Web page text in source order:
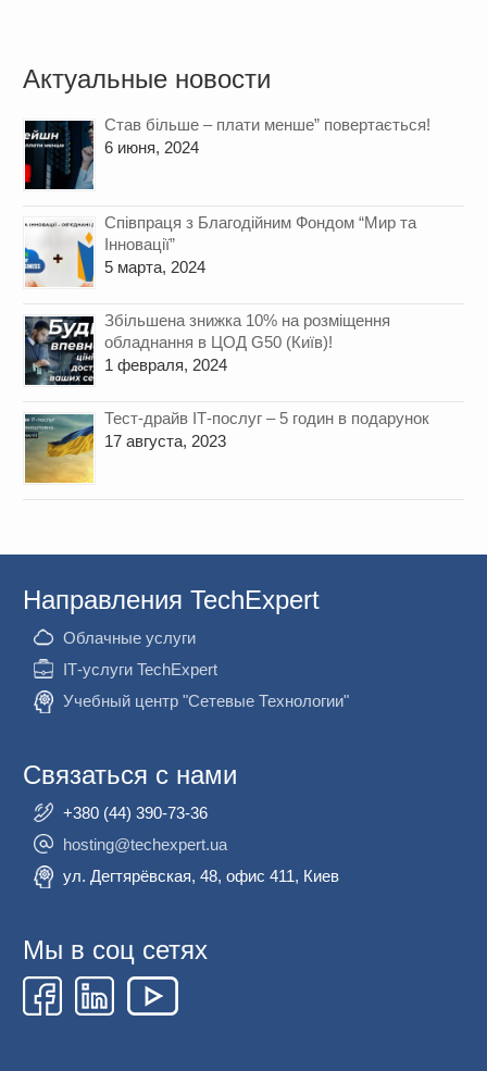
Актуальные новости
Став більше – плати менше” повертається!
6 июня, 2024
Cпівпраця з Благодійним Фондом “Мир та
Інновації”
5 марта, 2024
Збільшена знижка 10% на розміщення
обладнання в ЦОД G50 (Київ)!
1 февраля, 2024
Тест-драйв ІТ-послуг – 5 годин в подарунок
17 августа, 2023
Направления TechExpert
Облачные услуги
ІТ-услуги TechExpert
Учебный центр "Сетевые Технологии"
Связаться с нами
+380 (44) 390-73-36
hosting@techexpert.ua
ул. Дегтярёвская, 48, офис 411, Киев
Мы в соц сетях